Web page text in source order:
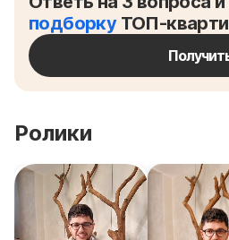
подборкуТОП-
Ролики